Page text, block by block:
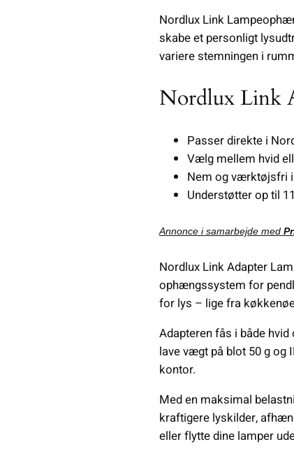
Nordlux Link
skabe et personligt
variere stemningen i
Nordlux Link
Passer direkte i
Vælg mellem hvid
Nem og værktøjsfri
Understøtter op til
Annonce i samarbejde med
Nordlux Link Adapter
ophængssystem for
for lys – lige fra
Adapteren fås i både
lave vægt på blot 50 g og
kontor.
Med en maksimal
kraftigere lyskilder,
eller flytte dine lamper